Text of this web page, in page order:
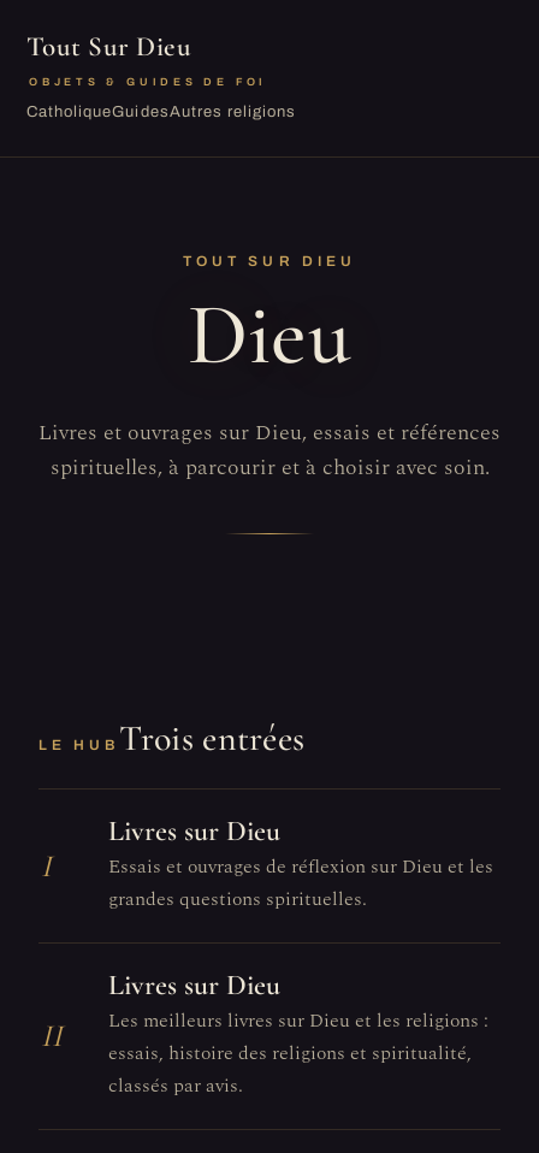
Tout Sur Dieu
OBJETS & GUIDES DE FOI
CatholiqueGuidesAutres religions
TOUT SUR DIEU
Dieu
Livres et ouvrages sur Dieu, essais et références
spirituelles, à parcourir et à choisir avec soin.
LE HUB Trois entrées
I
Livres sur Dieu
Essais et ouvrages de réflexion sur Dieu et les
grandes questions spirituelles.
II
Livres sur Dieu
Les meilleurs livres sur Dieu et les religions :
essais, histoire des religions et spiritualité,
classés par avis.